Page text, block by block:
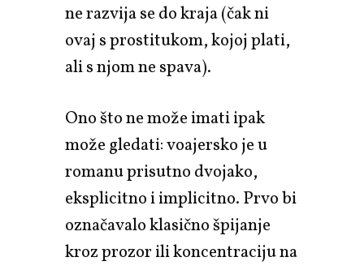
ne razvija se do kraja (čak ni
ovaj s prostitukom, kojoj plati,
ali s njom ne spava).
Ono što ne može imati ipak
može gledati: voajersko je u
romanu prisutno dvojako,
eksplicitno i implicitno. Prvo bi
označavalo klasično špijanje
kroz prozor ili koncentraciju na